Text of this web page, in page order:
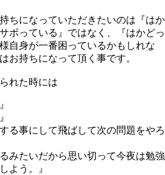
ちになっていただきたいのは『はか
っている』ではなく、『はかどっ
身が一番困っているかもしれな
お持ちになって頂く事です。
れた時には
る事にして飛ばして次の問題をやろ
みたいだから思い切って今夜は勉強
よう。』